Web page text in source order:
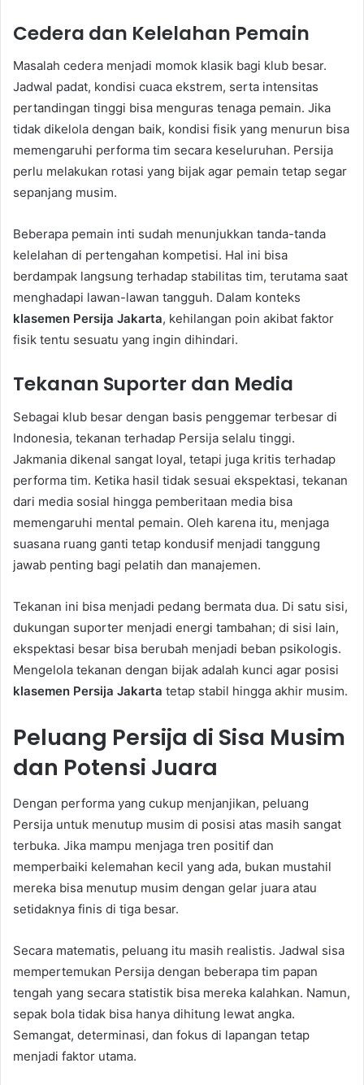
Cedera dan Kelelahan Pemain
Masalah cedera menjadi momok klasik bagi klub besar.
Jadwal padat, kondisi cuaca ekstrem, serta intensitas
pertandingan tinggi bisa menguras tenaga pemain. Jika
tidak dikelola dengan baik, kondisi fisik yang menurun bisa
memengaruhi performa tim secara keseluruhan. Persija
perlu melakukan rotasi yang bijak agar pemain tetap segar
sepanjang musim.
Beberapa pemain inti sudah menunjukkan tanda-tanda
kelelahan di pertengahan kompetisi. Hal ini bisa
berdampak langsung terhadap stabilitas tim, terutama saat
menghadapi lawan-lawan tangguh. Dalam konteks
klasemen Persija Jakarta, kehilangan poin akibat faktor
fisik tentu sesuatu yang ingin dihindari.
Tekanan Suporter dan Media
Sebagai klub besar dengan basis penggemar terbesar di
Indonesia, tekanan terhadap Persija selalu tinggi.
Jakmania dikenal sangat loyal, tetapi juga kritis terhadap
performa tim. Ketika hasil tidak sesuai ekspektasi, tekanan
dari media sosial hingga pemberitaan media bisa
memengaruhi mental pemain. Oleh karena itu, menjaga
suasana ruang ganti tetap kondusif menjadi tanggung
jawab penting bagi pelatih dan manajemen.
Tekanan ini bisa menjadi pedang bermata dua. Di satu sisi,
dukungan suporter menjadi energi tambahan; di sisi lain,
ekspektasi besar bisa berubah menjadi beban psikologis.
Mengelola tekanan dengan bijak adalah kunci agar posisi
klasemen Persija Jakarta tetap stabil hingga akhir musim.
Peluang Persija di Sisa Musim
dan Potensi Juara
Dengan performa yang cukup menjanjikan, peluang
Persija untuk menutup musim di posisi atas masih sangat
terbuka. Jika mampu menjaga tren positif dan
memperbaiki kelemahan kecil yang ada, bukan mustahil
mereka bisa menutup musim dengan gelar juara atau
setidaknya finis di tiga besar.
Secara matematis, peluang itu masih realistis. Jadwal sisa
mempertemukan Persija dengan beberapa tim papan
tengah yang secara statistik bisa mereka kalahkan. Namun,
sepak bola tidak bisa hanya dihitung lewat angka.
Semangat, determinasi, dan fokus di lapangan tetap
menjadi faktor utama.